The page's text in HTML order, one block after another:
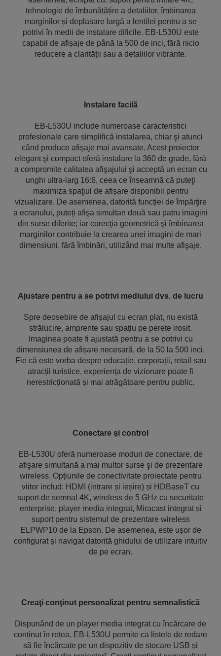
tehnologie de îmbunătățire a detaliilor, îmbinarea
marginilor și deplasare largă a lentilei pentru a se
potrivi în medii de instalare dificile. EB-L530U este
capabil de afișaje de până la 500 de inci, fără nicio
reducere a clarității sau a detaliilor vibrante.
Instalare facilă
EB-L530U include numeroase caracteristici
profesionale care simplifică instalarea, chiar şi atunci
când produce afişaje mai avansate. Acest proiector
elegant şi compact oferă instalare la 360 de grade, fără
a compromite calitatea afişajului şi acceptă un ecran cu
unghi ultra-larg 16:6, ceea ce înseamnă că puteţi
maximiza spaţiul de afișare disponibil pentru
vizualizare. De asemenea, datorită funcției de împărţire
a ecranului, puteţi afişa simultan două sau patru imagini
din surse diferite; iar corecţia geometrică şi îmbinarea
marginilor contribuie la crearea unei imagini de mari
dimensiuni, fără îmbinări, utilizând mai multe afişaje.
Ajustare pentru a se potrivi mediului dvs. de lucru
Spre deosebire de afișajul cu ecran plat, nu există
strălucire, amprente sau spațiu pe perete irosit.
Imaginea poate fi ajustată pentru a se potrivi cu
dimensiunea de afișare necesară, de la 50 la 500 inci.
Fie că este vorba despre educație, corporații, retail sau
atracții turistice, experiența de vizionare poate fi
nerestricționată și mai atrăgătoare pentru public.
Conectare şi control
EB-L530U oferă numeroase moduri de conectare, de
afişare simultană a mai multor surse şi de prezentare
wireless. Opțiunile de conectivitate proiectate pentru
viitor includ: HDMI (intrare și ieșire) și HDBaseT cu
suport de semnal 4K, wireless de 5 GHz cu securitate
enterprise, player media integrat, Miracast integrat și
suport pentru sistemul de prezentare wireless
ELPWP10 de la Epson. De asemenea, este ușor de
configurat și navigat datorită ghidului de utilizare intuitiv
de pe ecran.
Creaţi conţinut personalizat pentru semnalistică
Dispunând de un player media integrat cu încărcare de
conținut în rețea, EB-L530U permite ca listele de redare
să fie încărcate pe un dispozitiv de stocare USB și